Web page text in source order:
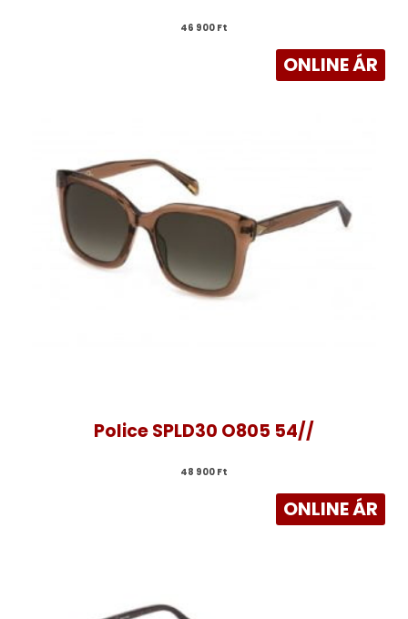
46 900 Ft
ONLINE ÁR
Police SPLD30 O805 54//
48 900 Ft
ONLINE ÁR